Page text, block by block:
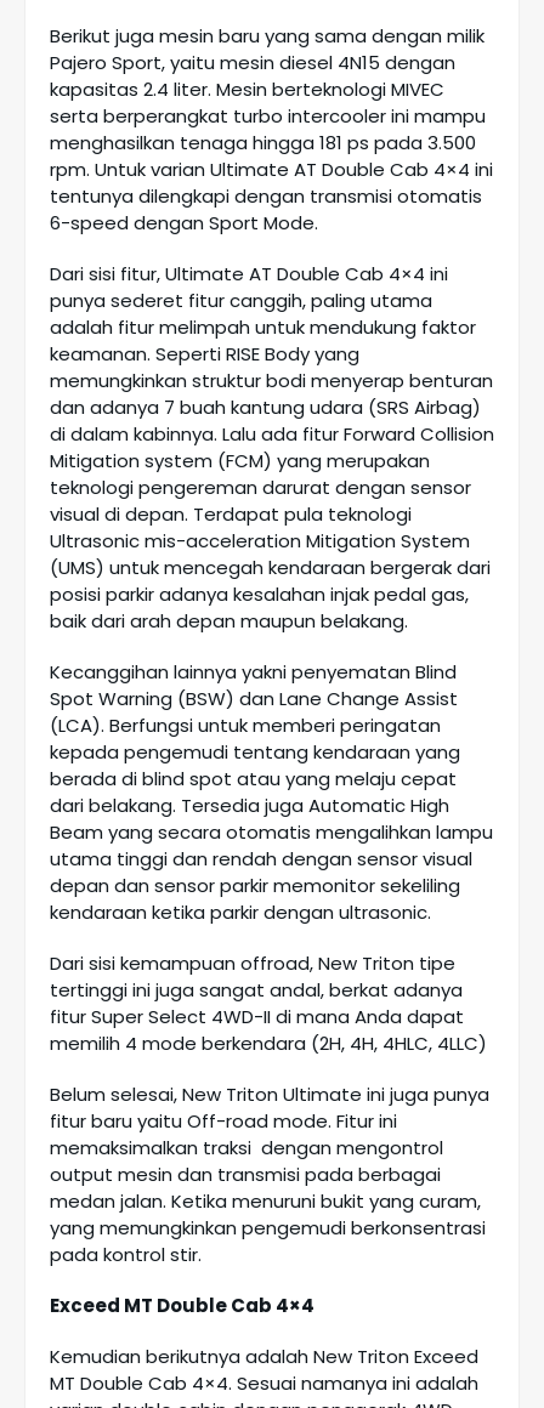
Berikut juga mesin baru yang sama dengan milik
Pajero Sport, yaitu mesin diesel 4N15 dengan
kapasitas 2.4 liter. Mesin berteknologi MIVEC
serta berperangkat turbo intercooler ini mampu
menghasilkan tenaga hingga 181 ps pada 3.500
rpm. Untuk varian Ultimate AT Double Cab 4×4 ini
tentunya dilengkapi dengan transmisi otomatis
6-speed dengan Sport Mode.
Dari sisi fitur, Ultimate AT Double Cab 4×4 ini
punya sederet fitur canggih, paling utama
adalah fitur melimpah untuk mendukung faktor
keamanan. Seperti RISE Body yang
memungkinkan struktur bodi menyerap benturan
dan adanya 7 buah kantung udara (SRS Airbag)
di dalam kabinnya. Lalu ada fitur Forward Collision
Mitigation system (FCM) yang merupakan
teknologi pengereman darurat dengan sensor
visual di depan. Terdapat pula teknologi
Ultrasonic mis-acceleration Mitigation System
(UMS) untuk mencegah kendaraan bergerak dari
posisi parkir adanya kesalahan injak pedal gas,
baik dari arah depan maupun belakang.
Kecanggihan lainnya yakni penyematan Blind
Spot Warning (BSW) dan Lane Change Assist
(LCA). Berfungsi untuk memberi peringatan
kepada pengemudi tentang kendaraan yang
berada di blind spot atau yang melaju cepat
dari belakang. Tersedia juga Automatic High
Beam yang secara otomatis mengalihkan lampu
utama tinggi dan rendah dengan sensor visual
depan dan sensor parkir memonitor sekeliling
kendaraan ketika parkir dengan ultrasonic.
Dari sisi kemampuan offroad, New Triton tipe
tertinggi ini juga sangat andal, berkat adanya
fitur Super Select 4WD-II di mana Anda dapat
memilih 4 mode berkendara (2H, 4H, 4HLC, 4LLC)
Belum selesai, New Triton Ultimate ini juga punya
fitur baru yaitu Off-road mode. Fitur ini
memaksimalkan traksi dengan mengontrol
output mesin dan transmisi pada berbagai
medan jalan. Ketika menuruni bukit yang curam,
yang memungkinkan pengemudi berkonsentrasi
pada kontrol stir.
Exceed MT Double Cab 4×4
Kemudian berikutnya adalah New Triton Exceed
MT Double Cab 4×4. Sesuai namanya ini adalah